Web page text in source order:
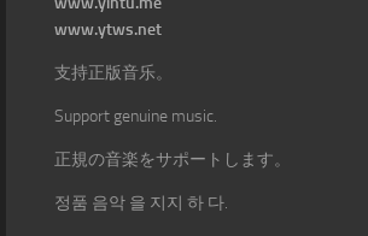
www.ytws.net
支持正版音乐。
Support genuine music.
正規の音楽をサポートします。
정품 음악 을 지지 하 다.